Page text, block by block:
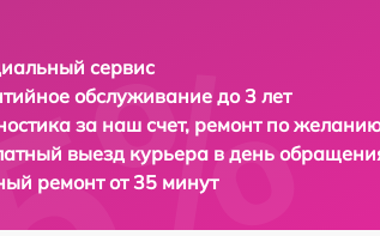
сервис
обслуживание до 3 лет
за наш счет, ремонт по
выезд курьера в день
ремонтот 35 минут